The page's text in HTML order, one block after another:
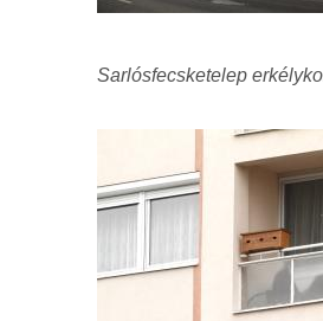
Sarlósfecsketelep